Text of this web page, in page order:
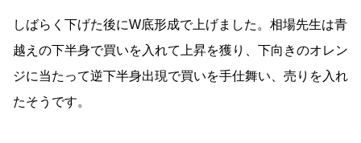
しばらく下げた後にW底形成で上げました。相場先生は青
越えの下半身で買いを入れて上昇を獲り、下向きのオレン
ジに当たって逆下半身出現で買いを手仕舞い、売りを入れ
たそうです。